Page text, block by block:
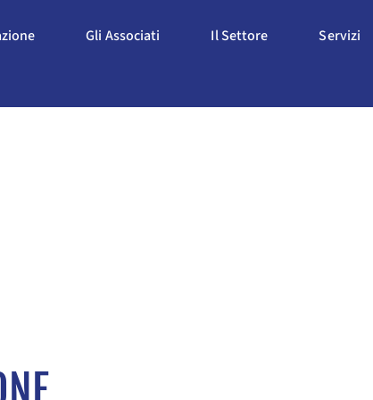
Apri L'Associazione
Gli Associati Apri Gli Associati
Il Settore Apri Il Settore
Servizi